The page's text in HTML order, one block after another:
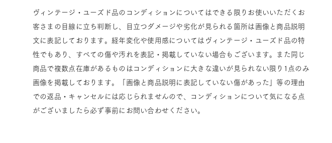
ヴィンテージ・ユーズド品のコンディションについてはできる限りお使いいただくお
客さまの目線に立ち判断し、目立つダメージや劣化が見られる箇所は画像と商品説明
文に表記しております。経年変化や使用感についてはヴィンテージ・ユーズド品の特
性でもあり、すべての傷や汚れを表記・掲載していない場合もございます。また同じ
商品で複数点在庫があるものはコンディションに大きな違いが見られない限り1点のみ
画像を掲載しております。「画像と商品説明に表記していない傷があった」等の理由
での返品・キャンセルには応じられませんので、コンディションについて気になる点
がございましたら必ず事前にお問い合わせください。